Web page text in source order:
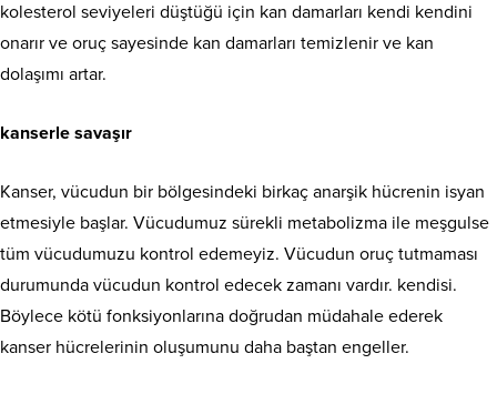
kolesterol seviyeleri düştüğü için kan damarları kendi kendini
onarır ve oruç sayesinde kan damarları temizlenir ve kan
dolaşımı artar.
kanserle savaşır
Kanser, vücudun bir bölgesindeki birkaç anarşik hücrenin isyan
etmesiyle başlar. Vücudumuz sürekli metabolizma ile meşgulse
tüm vücudumuzu kontrol edemeyiz. Vücudun oruç tutmaması
durumunda vücudun kontrol edecek zamanı vardır. kendisi.
Böylece kötü fonksiyonlarına doğrudan müdahale ederek
kanser hücrelerinin oluşumunu daha baştan engeller.